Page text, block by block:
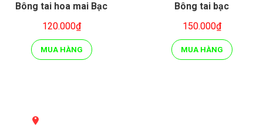
Bông tai hoa mai Bạc
120.000₫
MUA HÀNG
Bông tai bạc
150.000₫
MUA HÀNG